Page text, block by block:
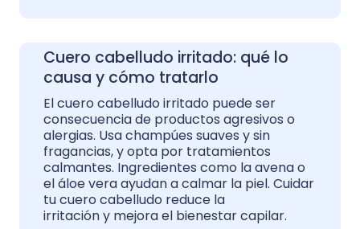
Cuero cabelludo irritado: qué lo
causa y cómo tratarlo
El cuero cabelludo irritado puede ser
consecuencia de productos agresivos o
alergias. Usa champúes suaves y sin
fragancias, y opta por tratamientos
calmantes. Ingredientes como la avena o
el áloe vera ayudan a calmar la piel. Cuidar
tu cuero cabelludo reduce la
irritación y mejora el bienestar capilar.